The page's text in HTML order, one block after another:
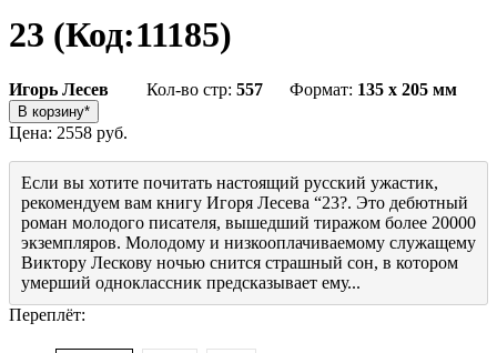
23 (Код:11185)
Игорь Лесев Кол-во стр: 557 Формат: 135 x 205 мм
Цена: 2558 руб.
Если вы хотите почитать настоящий русский ужастик,
рекомендуем вам книгу Игоря Лесева “23?. Это дебютный
роман молодого писателя, вышедший тиражом более 20000
экземпляров. Молодому и низкооплачиваемому служащему
Виктору Лескову ночью снится страшный сон, в котором
умерший одноклассник предсказывает ему...
Переплёт: